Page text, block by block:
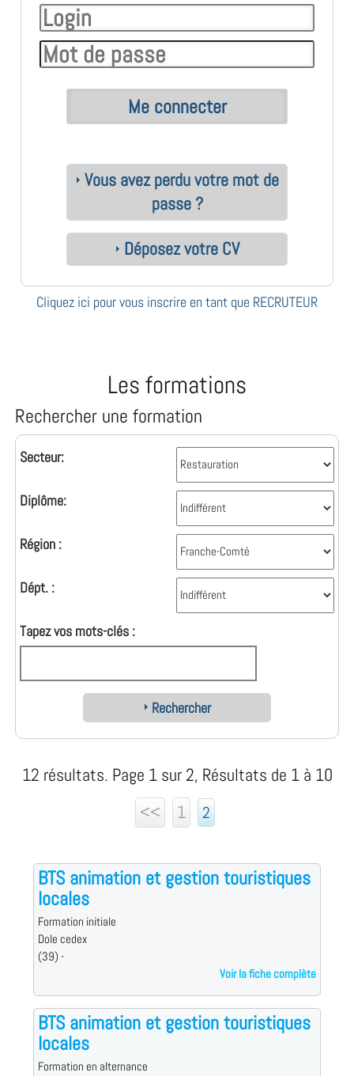
Vous avez perdu votre mot de
passe ?
Déposez votre CV
Cliquez ici pour vous inscrire en tant que RECRUTEUR
Les formations
Rechercher une formation
Secteur:
Diplôme:
Région :
Dépt. :
Tapez vos mots-clés :
Rechercher
12 résultats. Page 1 sur 2, Résultats de 1 à 10
<<
1 2
BTS animation et gestion touristiques
locales
Formation initiale
Dole cedex
(39) -
Voir la fiche complète
BTS animation et gestion touristiques
locales
Formation en alternance